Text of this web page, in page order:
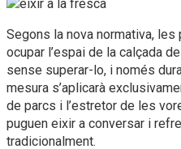
Segons la nova normativa,
ocupar l’espai de la calçada
sense superar-lo, i només
mesura s’aplicarà
de parcs i l’estretor de les
puguen eixir a conversar i
tradicionalment.